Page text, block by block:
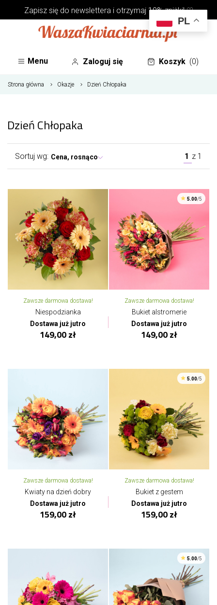
Zapisz się do newsletterai otrzymaj 10% zniżki! ♡
Menu Zaloguj się Koszyk (0)
Strona główna Okazje Dzień Chłopaka
Dzień Chłopaka
Sortuj wg: Cena, rosnąco 1 z 1
Zawsze darmowa dostawa!
Niespodzianka
Dostawa już jutro
149,00 zł
5.00/5
Zawsze darmowa dostawa!
Bukiet alstromerie
Dostawa już jutro
149,00 zł
Zawsze darmowa dostawa!
Kwiaty na dzień dobry
Dostawa już jutro
159,00 zł
5.00/5
Zawsze darmowa dostawa!
Bukiet z gestem
Dostawa już jutro
159,00 zł
5.00/5
PL